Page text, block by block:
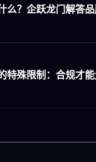
么？企跃龙门解答
特殊限制：合规才